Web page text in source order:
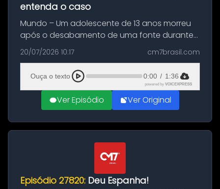
entenda o caso
Mundo – Um adolescente de 13 anos morreu
após o desabamento de uma fonte durante
as comemorações pelo título da Copa do
Mundo conquistado pela Espanha, em
Ciudad Rodrigo, na província de Salamanca,
no...
20/07/2026 10:17 cm7brasil.com
Ouça o texto 0:00 / 1:36
powered by VOICEXPRESS
Ver Episódio Ver Original
Episódio 27820: Deu Espanha!